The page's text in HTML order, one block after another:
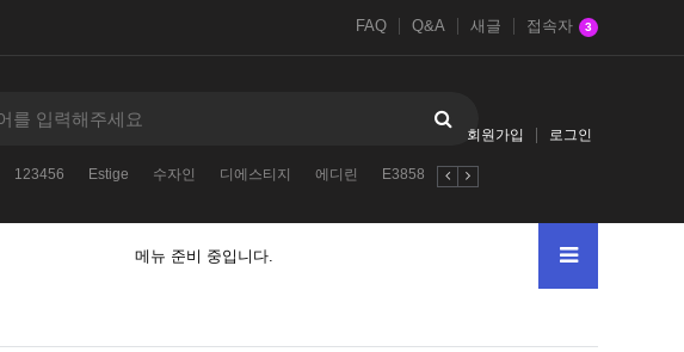
FAQ Q&A 새글 접속자 3
123456 Estige 수자인 디에스티지 에디린 E38587E3858E
회원가입 로그인
메뉴 준비 중입니다.